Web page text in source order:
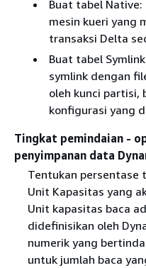
Buat tabel
mesin kueri yang
transaksi Delta
Buat tabel
symlink dengan
oleh kunci partisi,
konfigurasi yang
Tingkat pemindaian -
penyimpanan data
Tentukan persentase
Unit Kapasitas yang
Unit kapasitas baca
didefinisikan oleh
numerik yang
untuk jumlah baca